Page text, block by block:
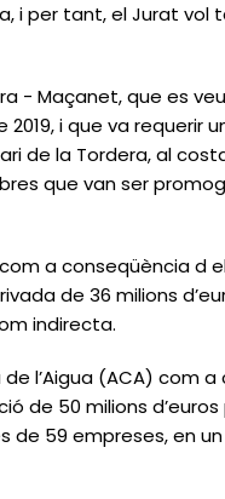
i per tant, el Jurat vol
- Maçanet, que es
i que va requerir
de la Tordera, al
que van ser
a conseqüència d
de 36 milions
indirecta.
l’Aigua (ACA) com
de 50 milions
59 empreses, en